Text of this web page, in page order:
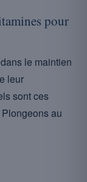
pour
le maintien
leur
sont ces
au